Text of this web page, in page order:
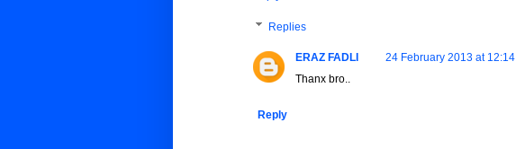
Replies
ERAZ FADLI
24 February 2013 at 12:14
Thanx bro..
Reply